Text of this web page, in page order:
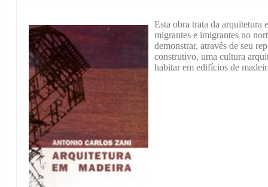
Esta obra trata da arquitetura
migrantes e imigrantes no
demonstrar, através de seu
construtivo, uma cultura
habitar em edifícios de